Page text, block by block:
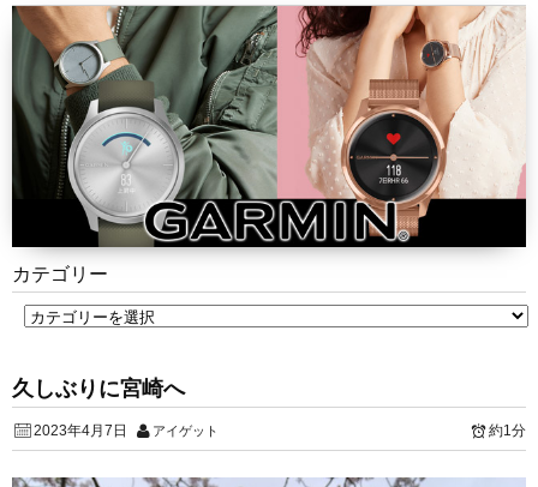
カテゴリー
久しぶりに宮崎へ
2023年4月7日 アイゲット 約1分